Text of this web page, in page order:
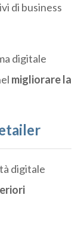
di business
digitale
migliorare la
digitale